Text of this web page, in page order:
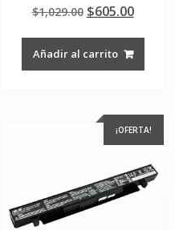
5.00
de 5
$1,029.00 Original
was:
$1,029.00.
$605.00
Añadir al carrito
¡OFERTA!